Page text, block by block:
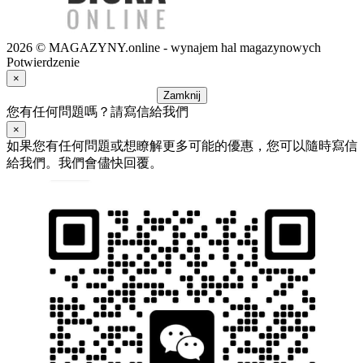
2026 © MAGAZYNY.online - wynajem hal magazynowych
Potwierdzenie
×
Zamknij
您有任何問題嗎？請寫信給我們
×
如果您有任何問題或想瞭解更多可能的優惠，您可以隨時寫信
給我們。我們會儘快回覆。